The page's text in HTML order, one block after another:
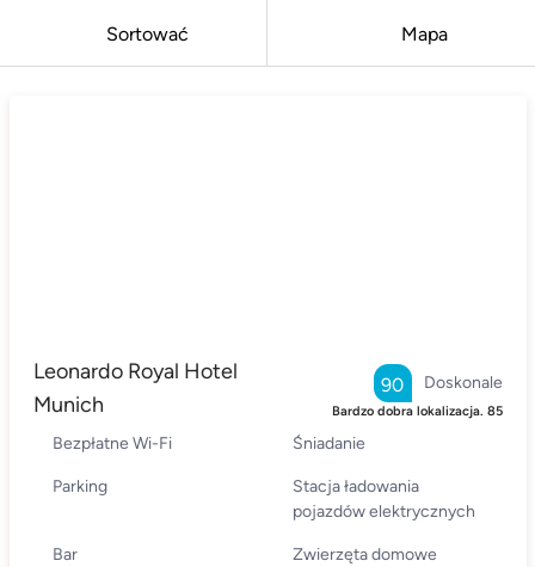
Sortować Mapa
Leonardo Royal Hotel
Munich
Doskonale
90
Bardzo dobra lokalizacja. 85
Bezpłatne Wi-Fi Śniadanie
Parking
Stacja ładowania
pojazdów elektrycznych
Bar
Zwierzęta domowe